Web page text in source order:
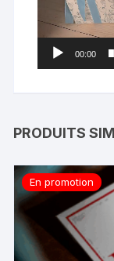
00:00
PRODUITS
En promotion